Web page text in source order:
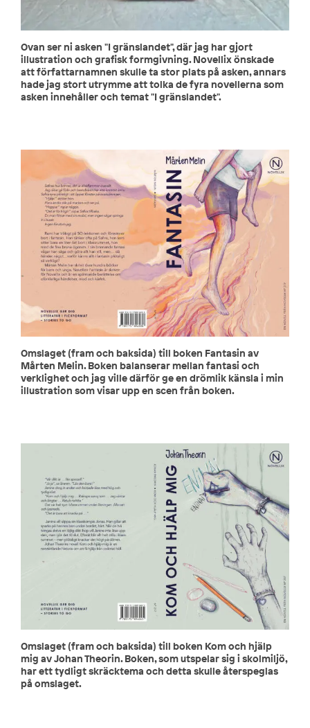
Ovan ser ni asken "I gränslandet", där jag har gjort
illustration och grafisk formgivning. Novellix önskade
att författarnamnen skulle ta stor plats på asken, annars
hade jag stort utrymme att tolka de fyra novellerna som
asken innehåller och temat "I gränslandet".
Omslaget (fram och baksida) till boken Fantasin av
Mårten Melin. Boken balanserar mellan fantasi och
verklighet och jag ville därför ge en drömlik känsla i min
illustration som visar upp en scen från boken.
Omslaget (fram och baksida) till boken Kom och hjälp
mig av Johan Theorin. Boken, som utspelar sig i skolmiljö,
har ett tydligt skräcktema och detta skulle återspeglas
på omslaget.